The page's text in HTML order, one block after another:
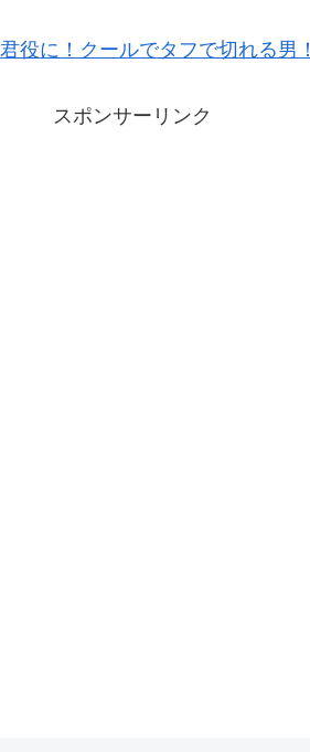
役に！クールでタフで切れる男！
スポンサーリンク